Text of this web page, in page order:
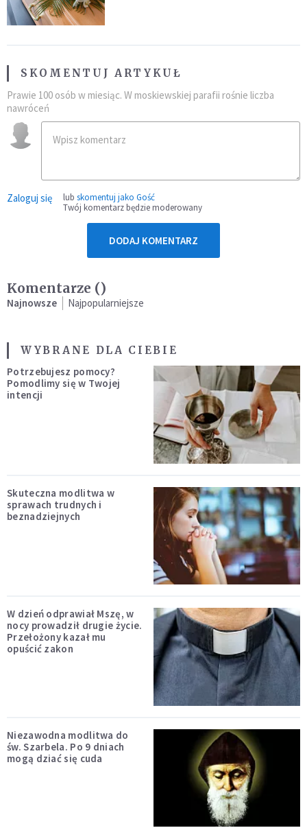
SKOMENTUJ ARTYKUŁ
Prawie 100 osób w miesiąc. W moskiewskiej parafii rośnie liczba
nawróceń
Zaloguj się lub skomentuj jako Gość
Twój komentarz będzie moderowany
DODAJ KOMENTARZ
Komentarze ()
Najnowsze Najpopularniejsze
WYBRANE DLA CIEBIE
Potrzebujesz pomocy?
Pomodlimy się w Twojej
intencji
Skuteczna modlitwa w
sprawach trudnych i
beznadziejnych
W dzień odprawiał Mszę, w
nocy prowadził drugie życie.
Przełożony kazał mu
opuścić zakon
Niezawodna modlitwa do
św. Szarbela. Po 9 dniach
mogą dziać się cuda